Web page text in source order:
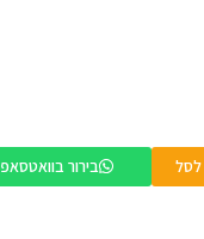
בירור בוואטסאפ